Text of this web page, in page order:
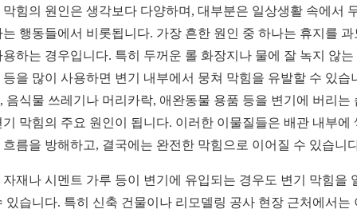
막힘의 원인은 생각보다 다양하며, 대부분은 일상생활 속에서
는 행동들에서 비롯됩니다. 가장 흔한 원인 중 하나는 휴지를 과
용하는 경우입니다. 특히 두꺼운 롤 화장지나 물에 잘 녹지 않는
등을 많이 사용하면 변기 내부에서 뭉쳐 막힘을 유발할 수 있습
음식물 쓰레기나 머리카락, 애완동물 용품 등을 변기에 버리는
기 막힘의 주요 원인이 됩니다. 이러한 이물질들은 배관 내부에
흐름을 방해하고, 결국에는 완전한 막힘으로 이어질 수 있습니
자재나 시멘트 가루 등이 변기에 유입되는 경우도 변기 막힘을
있습니다. 특히 신축 건물이나 리모델링 공사 현장 근처에서는